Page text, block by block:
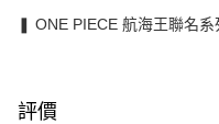
❚ ONE PIECE 航海王聯名系
評價